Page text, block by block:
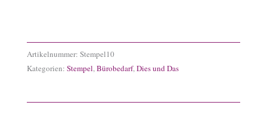
Artikelnummer: Stempel10
Kategorien: Stempel,Bürobedarf,Dies und Das